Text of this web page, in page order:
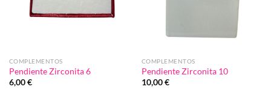
COMPLEMENTOS
Pendiente Zirconita 6
6,00€
COMPLEMENTOS
Pendiente Zirconita 10
10,00€